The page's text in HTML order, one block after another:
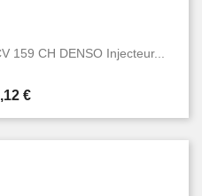
159 CH DENSO Injecteur...
€